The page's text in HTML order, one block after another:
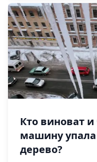
Кто виноват и
машину упала
дерево?